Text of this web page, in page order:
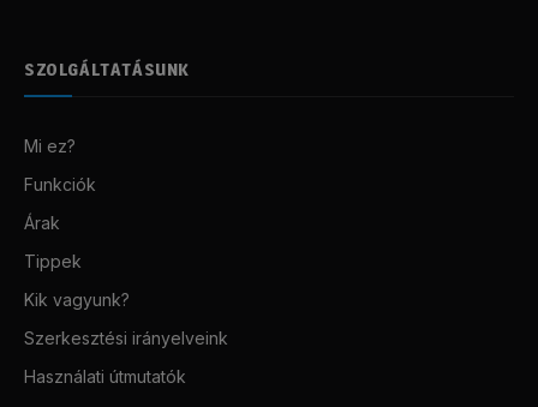
SZOLGÁLTATÁSUNK
Mi ez?
Funkciók
Árak
Tippek
Kik vagyunk?
Szerkesztési irányelveink
Használati útmutatók